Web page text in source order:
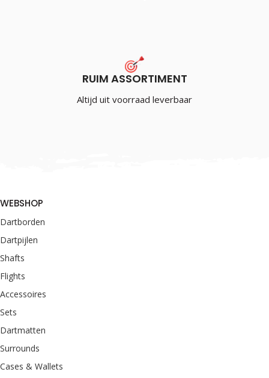
RUIM ASSORTIMENT
Altijd uit voorraad leverbaar
WEBSHOP
Dartborden
Dartpijlen
Shafts
Flights
Accessoires
Sets
Dartmatten
Surrounds
Cases & Wallets